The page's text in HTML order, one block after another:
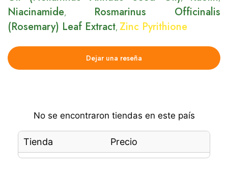
Niacinamide,
Rosmarinus Officinalis
(Rosemary) Leaf Extract, Zinc Pyrithione
Dejar una reseña
No se encontraron tiendas en este país
Tienda Precio